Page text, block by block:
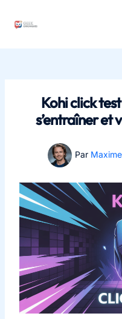
Kohi click
s’entraîner et
Par